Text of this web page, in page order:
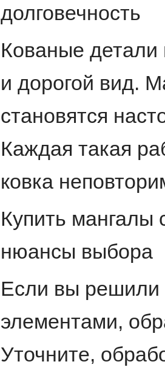
долговечность
Кованые
и дорогой вид.
становятся
Каждая такая
ковка
Купить мангалы
нюансы выбора
Если вы решили
элементами,
Уточните,